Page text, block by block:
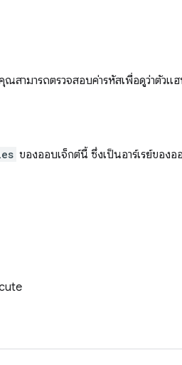
ามารถตรวจสอบค่ารหัสเพื่อดูว่าตัวแฮ
ของออบเจ็กต์นี้ ซึ่งเป็นอาร์เรย์ของอ